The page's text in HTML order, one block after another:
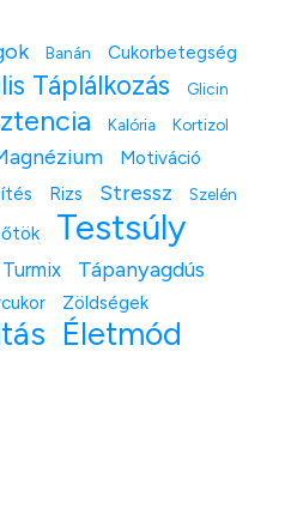
Banán Cukorbetegség
Táplálkozás
Glicin
Kalória Kortizol
Motiváció
Rizs Stressz Szelén
Testsúly
Turmix Tápanyagdús
Zöldségek
Életmód